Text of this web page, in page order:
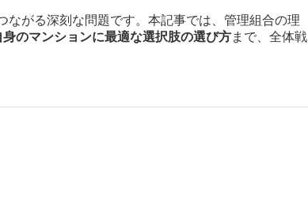
ながる深刻な問題です。本記事では、管理組合の理
のマンションに最適な選択肢の選び方まで、全体戦